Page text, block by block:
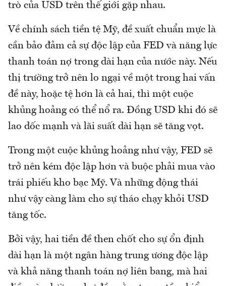
trò của USD trên thế giới gặp nhau.
Về chính sách tiền tệ Mỹ, đề xuất chuẩn mực là
cần bảo đảm cả sự độc lập của FED và năng lực
thanh toán nợ trong dài hạn của nước này. Nếu
thị trường trở nên lo ngại về một trong hai vấn
đề này, hoặc tệ hơn là cả hai, thì một cuộc
khủng hoảng có thể nổ ra. Đồng USD khi đó sẽ
lao dốc mạnh và lãi suất dài hạn sẽ tăng vọt.
Trong một cuộc khủng hoảng như vậy, FED sẽ
trở nên kém độc lập hơn và buộc phải mua vào
trái phiếu kho bạc Mỹ. Và những động thái
như vậy càng làm cho sự tháo chạy khỏi USD
tăng tốc.
Bởi vậy, hai tiền đề then chốt cho sự ổn định
dài hạn là một ngân hàng trung ương độc lập
và khả năng thanh toán nợ liên bang, mà hai